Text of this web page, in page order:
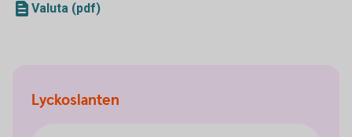
Valuta (pdf)
Lyckoslanten